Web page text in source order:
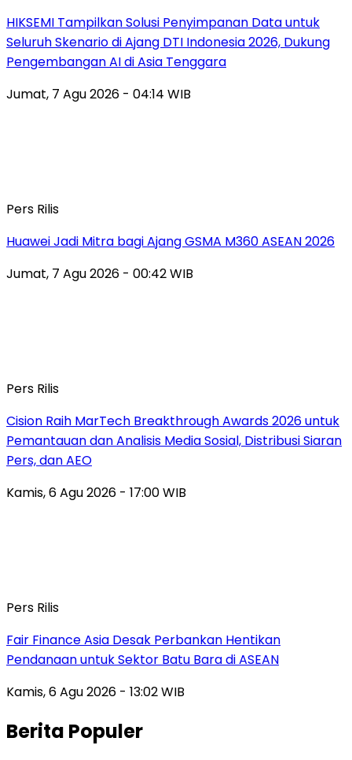
HIKSEMI Tampilkan Solusi Penyimpanan Data untuk
Seluruh Skenario di Ajang DTI Indonesia 2026, Dukung
Pengembangan AI di Asia Tenggara
Jumat, 7 Agu 2026 - 04:14 WIB
Pers Rilis
Huawei Jadi Mitra bagi Ajang GSMA M360 ASEAN 2026
Jumat, 7 Agu 2026 - 00:42 WIB
Pers Rilis
Cision Raih MarTech Breakthrough Awards 2026 untuk
Pemantauan dan Analisis Media Sosial, Distribusi Siaran
Pers, dan AEO
Kamis, 6 Agu 2026 - 17:00 WIB
Pers Rilis
Fair Finance Asia Desak Perbankan Hentikan
Pendanaan untuk Sektor Batu Bara di ASEAN
Kamis, 6 Agu 2026 - 13:02 WIB
Berita Populer